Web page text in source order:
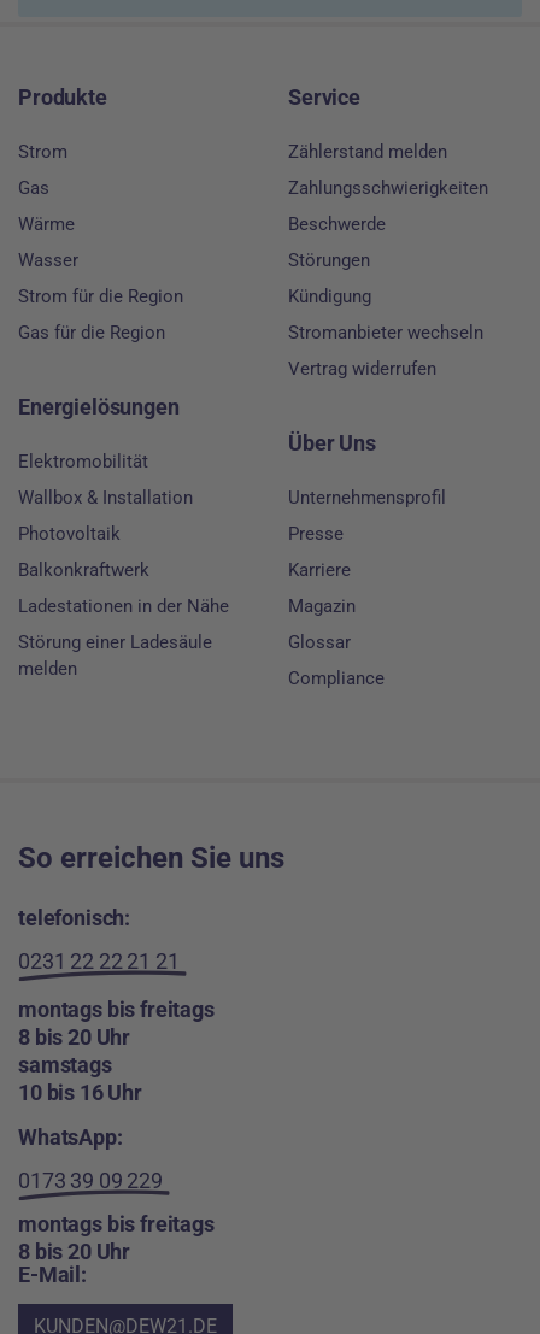
Produkte
Strom
Gas
Wärme
Wasser
Strom für die Region
Gas für die Region
Energielösungen
Elektromobilität
Wallbox & Installation
Photovoltaik
Balkonkraftwerk
Ladestationen in der Nähe
Störung einer Ladesäule
melden
Service
Zählerstand melden
Zahlungsschwierigkeiten
Beschwerde
Störungen
Kündigung
Stromanbieter wechseln
Vertrag widerrufen
Über Uns
Unternehmensprofil
Presse
Karriere
Magazin
Glossar
Compliance
So erreichen Sie uns
telefonisch:
0231 22 22 21 21
montags bis freitags
8 bis 20 Uhr
samstags
10 bis 16 Uhr
WhatsApp:
0173 39 09 229
montags bis freitags
8 bis 20 Uhr
E-Mail:
KUNDEN@DEW21.DE